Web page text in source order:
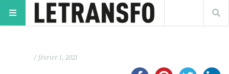
/ février 1, 2021